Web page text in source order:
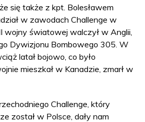
się także z kpt. Bolesławem
w zawodach Challenge w
wojny światowej walczył w Anglii,
Dywizjonu Bombowego 305. W
latał bojowo, co było
mieszkał w Kanadzie, zmarł w
Challenge, który
został w Polsce, dały nam